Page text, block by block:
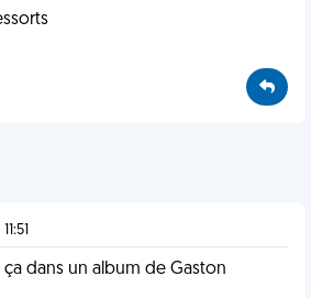
ça dans un album de Gaston